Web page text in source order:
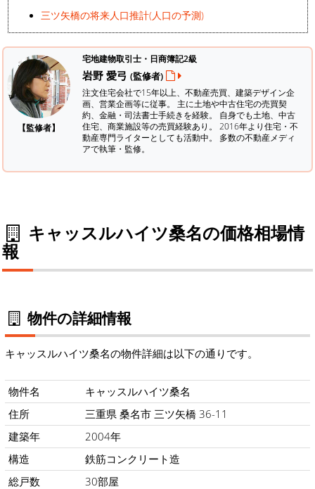
三ツ矢橋の将来人口推計(人口の予測)
【監修者】
宅地建物取引士・日商簿記2級
岩野 愛弓 (監修者)
注文住宅会社で15年以上、不動産売買、建築デザイン企
画、営業企画等に従事。 主に土地や中古住宅の売買契
約、金融・司法書士手続きを経験。 自身でも土地、中古
住宅、商業施設等の売買経験あり。 2016年より住宅・不
動産専門ライターとしても活動中。 多数の不動産メディ
アで執筆・監修。
キャッスルハイツ桑名の価格相場情
報
物件の詳細情報
キャッスルハイツ桑名の物件詳細は以下の通りです。
物件名
キャッスルハイツ桑名
住所
三重県 桑名市 三ツ矢橋 36-11
建築年
2004年
構造
鉄筋コンクリート造
総戸数
30部屋